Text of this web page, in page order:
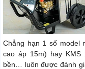
Chẳng hạn 1 số model
cao áp 15m) hay
bền… luôn được đánh